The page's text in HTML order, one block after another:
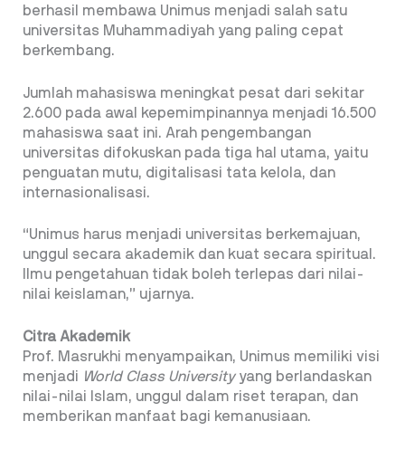
berhasil membawa Unimus menjadi salah satu
universitas Muhammadiyah yang paling cepat
berkembang.
Jumlah mahasiswa meningkat pesat dari sekitar
2.600 pada awal kepemimpinannya menjadi 16.500
mahasiswa saat ini. Arah pengembangan
universitas difokuskan pada tiga hal utama, yaitu
penguatan mutu, digitalisasi tata kelola, dan
internasionalisasi.
“Unimus harus menjadi universitas berkemajuan,
unggul secara akademik dan kuat secara spiritual.
Ilmu pengetahuan tidak boleh terlepas dari nilai-
nilai keislaman,” ujarnya.
Citra Akademik
Prof. Masrukhi menyampaikan, Unimus memiliki visi
menjadi World Class Universityyang berlandaskan
nilai-nilai Islam, unggul dalam riset terapan, dan
memberikan manfaat bagi kemanusiaan.